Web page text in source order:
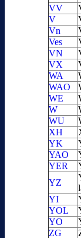
VV
V
Vn
Ves
VN
VX
WA
WAO
WE
W
WU
XH
YK
YAO
YER
YZ
YI
YOL
YO
ZG